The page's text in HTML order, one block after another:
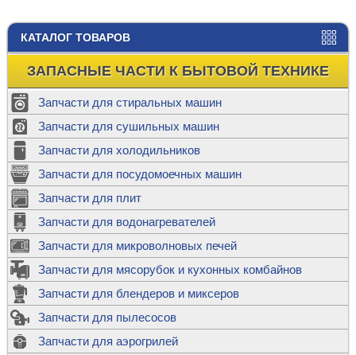
КАТАЛОГ ТОВАРОВ
ЗАПАСНЫЕ ЧАСТИ К БЫТОВОЙ ТЕХНИКЕ
Запчасти для стиральных машин
Запчасти для сушильных машин
Запчасти для холодильников
Запчасти для посудомоечных машин
Запчасти для плит
Запчасти для водонагревателей
Запчасти для микроволновых печей
Запчасти для мясорубок и кухонных комбайнов
Запчасти для блендеров и миксеров
Запчасти для пылесосов
Запчасти для аэрогрилей